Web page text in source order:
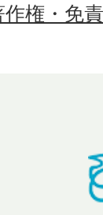
権・免